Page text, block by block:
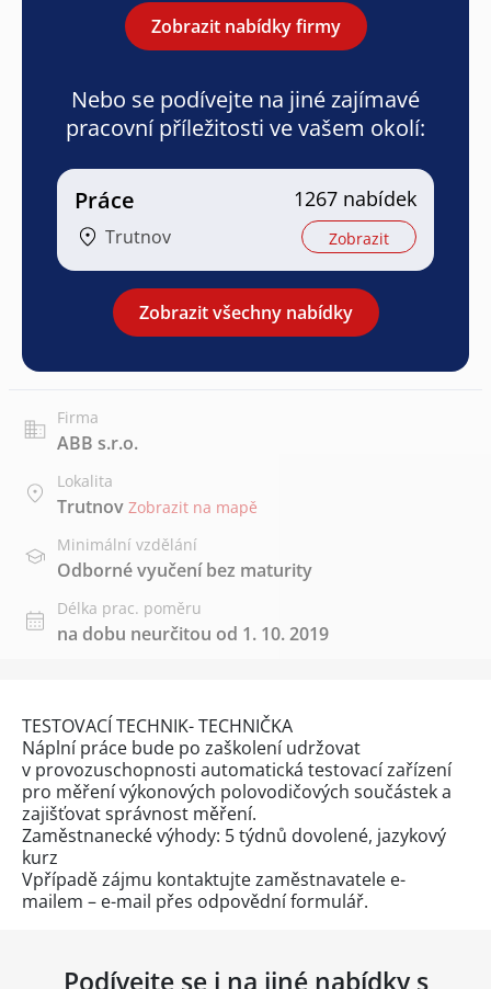
Zobrazit nabídky firmy
Nebo se podívejte na jiné zajímavé
pracovní příležitosti ve vašem okolí:
Práce
Trutnov
1267 nabídek
Zobrazit
Zobrazit všechny nabídky
Firma
ABB s.r.o.
Lokalita
Trutnov Zobrazit na mapě
Minimální vzdělání
Odborné vyučení bez maturity
Délka prac. poměru
na dobu neurčitou od 1. 10. 2019
TESTOVACÍ TECHNIK- TECHNIČKA
Náplní práce bude po zaškolení udržovat
v provozuschopnosti automatická testovací zařízení
pro měření výkonových polovodičových součástek a
zajišťovat správnost měření.
Zaměstnanecké výhody: 5 týdnů dovolené, jazykový
kurz
Vpřípadě zájmu kontaktujte zaměstnavatele e-
mailem – e-mail přes odpovědní formulář.
Podívejte se i na jiné nabídky s